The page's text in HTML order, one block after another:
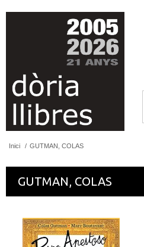
Inici / GUTMAN, COLAS
GUTMAN, COLAS